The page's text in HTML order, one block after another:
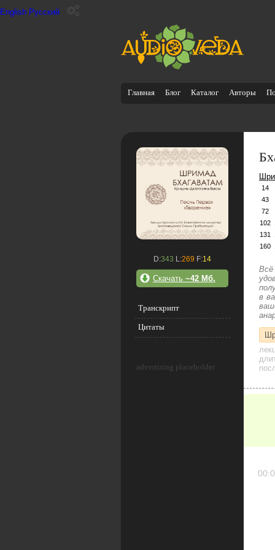
English Русский
Главная Блог Каталог Авторы
D:343 L:269 F:14
Скачать ~42 Мб.
Транскрипт
Цитаты
advertising placeholder
14
43
72
102
131
160
Всё
в